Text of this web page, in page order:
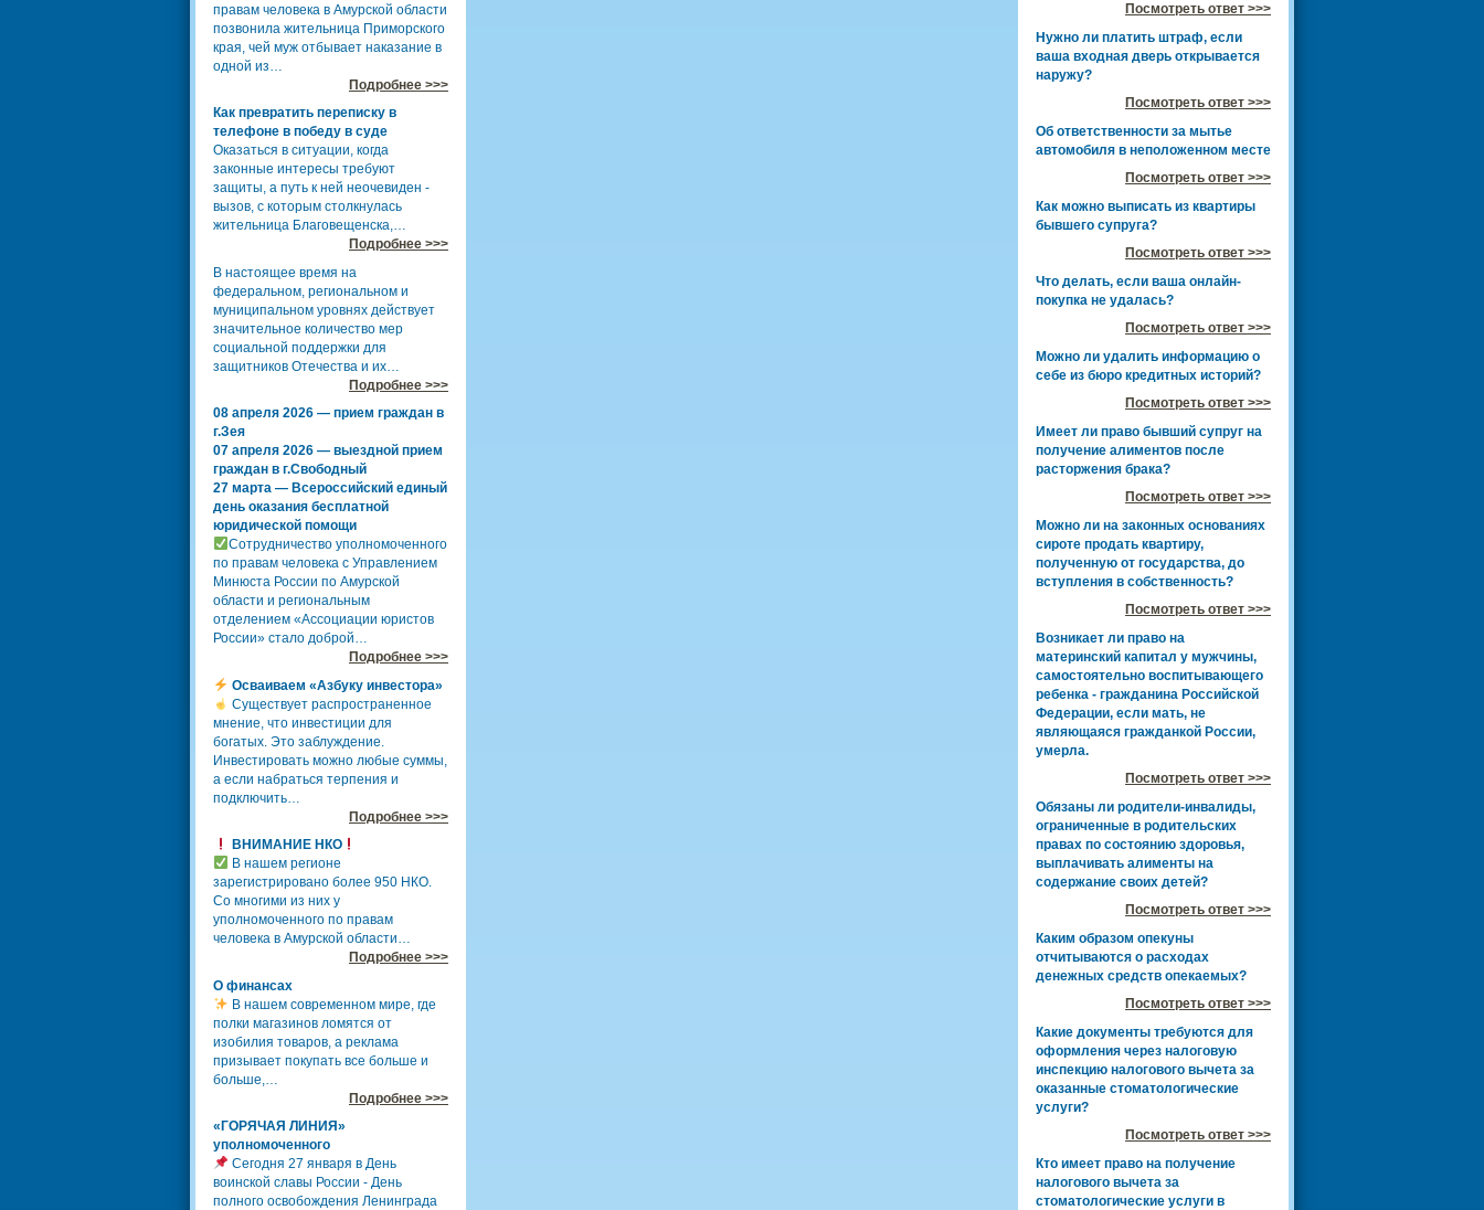
правам человека в Амурской области
позвонила жительница Приморского
края, чей муж отбывает наказание в
одной из…
Подробнее >>>
Как превратить переписку в
телефоне в победу в суде
Оказаться в ситуации, когда
законные интересы требуют
защиты, а путь к ней неочевиден -
вызов, с которым столкнулась
жительница Благовещенска,…
Подробнее >>>
В настоящее время на
федеральном, региональном и
муниципальном уровнях действует
значительное количество мер
социальной поддержки для
защитников Отечества и их…
Подробнее >>>
08 апреля 2026 — прием граждан в
г.Зея
07 апреля 2026 — выездной прием
граждан в г.Свободный
27 марта — Всероссийский единый
день оказания бесплатной
юридической помощи
Сотрудничество уполномоченного
по правам человека с Управлением
Минюста России по Амурской
области и региональным
отделением «Ассоциации юристов
России» стало доброй…
Подробнее >>>
Осваиваем «Азбуку инвестора»
Существует распространенное
мнение, что инвестиции для
богатых. Это заблуждение.
Инвестировать можно любые суммы,
а если набраться терпения и
подключить…
Подробнее >>>
ВНИМАНИЕ НКО
В нашем регионе
зарегистрировано более 950 НКО.
Со многими из них у
уполномоченного по правам
человека в Амурской области…
Подробнее >>>
О финансах
В нашем современном мире, где
полки магазинов ломятся от
изобилия товаров, а реклама
призывает покупать все больше и
больше,…
Подробнее >>>
«ГОРЯЧАЯ ЛИНИЯ»
уполномоченного
Сегодня 27 января в День
воинской славы России - День
полного освобождения Ленинграда
Посмотреть ответ >>>
Нужно ли платить штраф, если
ваша входная дверь открывается
наружу?
Посмотреть ответ >>>
Об ответственности за мытье
автомобиля в неположенном месте
Посмотреть ответ >>>
Как можно выписать из квартиры
бывшего супруга?
Посмотреть ответ >>>
Что делать, если ваша онлайн-
покупка не удалась?
Посмотреть ответ >>>
Можно ли удалить информацию о
себе из бюро кредитных историй?
Посмотреть ответ >>>
Имеет ли право бывший супруг на
получение алиментов после
расторжения брака?
Посмотреть ответ >>>
Можно ли на законных основаниях
сироте продать квартиру,
полученную от государства, до
вступления в собственность?
Посмотреть ответ >>>
Возникает ли право на
материнский капитал у мужчины,
самостоятельно воспитывающего
ребенка - гражданина Российской
Федерации, если мать, не
являющаяся гражданкой России,
умерла.
Посмотреть ответ >>>
Обязаны ли родители-инвалиды,
ограниченные в родительских
правах по состоянию здоровья,
выплачивать алименты на
содержание своих детей?
Посмотреть ответ >>>
Каким образом опекуны
отчитываются о расходах
денежных средств опекаемых?
Посмотреть ответ >>>
Какие документы требуются для
оформления через налоговую
инспекцию налогового вычета за
оказанные стоматологические
услуги?
Посмотреть ответ >>>
Кто имеет право на получение
налогового вычета за
стоматологические услуги в